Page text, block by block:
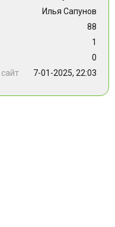
Илья Сапунов
88
1
0
7-01-2025, 22:03